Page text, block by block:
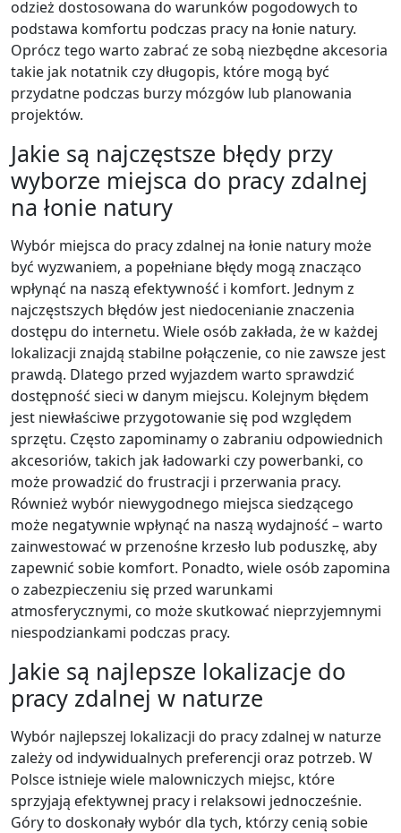
odzież dostosowana do warunków pogodowych to
podstawa komfortu podczas pracy na łonie natury.
Oprócz tego warto zabrać ze sobą niezbędne akcesoria
takie jak notatnik czy długopis, które mogą być
przydatne podczas burzy mózgów lub planowania
projektów.
Jakie są najczęstsze błędy przy
wyborze miejsca do pracy zdalnej
na łonie natury
Wybór miejsca do pracy zdalnej na łonie natury może
być wyzwaniem, a popełniane błędy mogą znacząco
wpłynąć na naszą efektywność i komfort. Jednym z
najczęstszych błędów jest niedocenianie znaczenia
dostępu do internetu. Wiele osób zakłada, że w każdej
lokalizacji znajdą stabilne połączenie, co nie zawsze jest
prawdą. Dlatego przed wyjazdem warto sprawdzić
dostępność sieci w danym miejscu. Kolejnym błędem
jest niewłaściwe przygotowanie się pod względem
sprzętu. Często zapominamy o zabraniu odpowiednich
akcesoriów, takich jak ładowarki czy powerbanki, co
może prowadzić do frustracji i przerwania pracy.
Również wybór niewygodnego miejsca siedzącego
może negatywnie wpłynąć na naszą wydajność – warto
zainwestować w przenośne krzesło lub poduszkę, aby
zapewnić sobie komfort. Ponadto, wiele osób zapomina
o zabezpieczeniu się przed warunkami
atmosferycznymi, co może skutkować nieprzyjemnymi
niespodziankami podczas pracy.
Jakie są najlepsze lokalizacje do
pracy zdalnej w naturze
Wybór najlepszej lokalizacji do pracy zdalnej w naturze
zależy od indywidualnych preferencji oraz potrzeb. W
Polsce istnieje wiele malowniczych miejsc, które
sprzyjają efektywnej pracy i relaksowi jednocześnie.
Góry to doskonały wybór dla tych, którzy cenią sobie